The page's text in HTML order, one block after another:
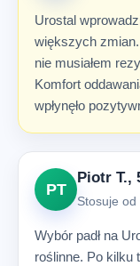
Urostal
większych
nie musiałem
Komfort
wpłynęło
PT
Piotr T.,
Stosuje od
Wybór padł na
roślinne. Po kilku